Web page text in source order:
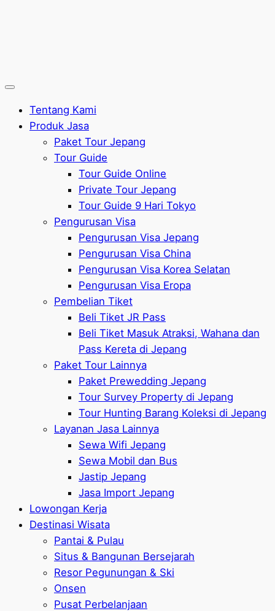
Tentang Kami
Produk Jasa
Paket Tour Jepang
Tour Guide
Tour Guide Online
Private Tour Jepang
Tour Guide 9 Hari Tokyo
Pengurusan Visa
Pengurusan Visa Jepang
Pengurusan Visa China
Pengurusan Visa Korea Selatan
Pengurusan Visa Eropa
Pembelian Tiket
Beli Tiket JR Pass
Beli Tiket Masuk Atraksi, Wahana dan
Pass Kereta di Jepang
Paket Tour Lainnya
Paket Prewedding Jepang
Tour Survey Property di Jepang
Tour Hunting Barang Koleksi di Jepang
Layanan Jasa Lainnya
Sewa Wifi Jepang
Sewa Mobil dan Bus
Jastip Jepang
Jasa Import Jepang
Lowongan Kerja
Destinasi Wisata
Pantai & Pulau
Situs & Bangunan Bersejarah
Resor Pegunungan & Ski
Onsen
Pusat Perbelanjaan